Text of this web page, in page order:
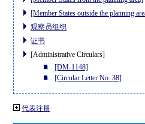
[Member States outside the planning
观察员组织
证书
[Administrative Circulars]
[DM-1148]
[Circular Letter No. 38]
代表注册